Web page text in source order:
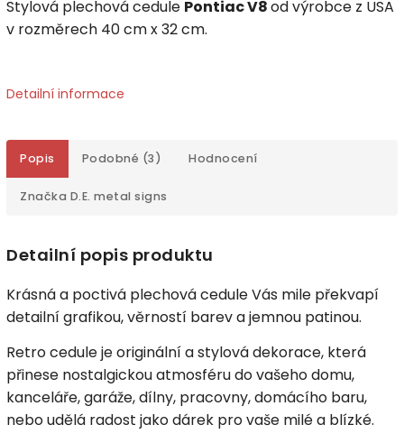
Stylová plechová cedule Pontiac V8od výrobce z USA
v rozměrech 40 cm x 32 cm.
Detailní informace
Popis Podobné (3) Hodnocení
Značka D.E. metal signs
Detailní popis produktu
Krásná a poctivá plechová cedule Vás mile překvapí
detailní grafikou, věrností barev a jemnou patinou.
Retro cedule je originální a stylová dekorace, která
přinese nostalgickou atmosféru do vašeho domu,
kanceláře, garáže, dílny, pracovny, domácího baru,
nebo udělá radost jako dárek pro vaše milé a blízké.